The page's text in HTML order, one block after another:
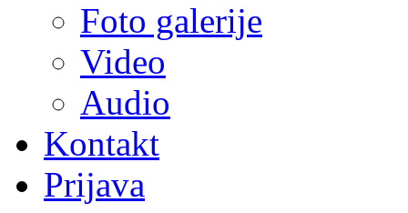
Foto galerije
Video
Audio
Kontakt
Prijava